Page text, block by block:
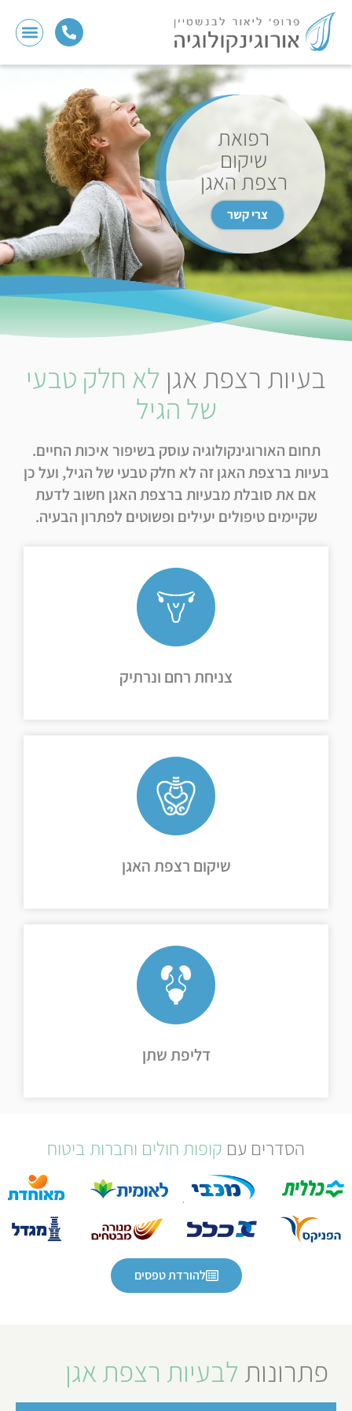
רפואת
שיקום
רצפת האגן
צרי קשר
בעיות רצפת אגן לא חלק טבעי
של הגיל
תחום האורוגינקולוגיה עוסק בשיפור איכות החיים.
בעיות ברצפת האגן זה לא חלק טבעי של הגיל, ועל כן
אם את סובלת מבעיות ברצפת האגן חשוב לדעת
שקיימים טיפולים יעילים ופשוטים לפתרון הבעיה.
צניחת רחם ונרתיק
צניחת רחם ונרתיק
צונחים ומגיעים למפתח הפות, כתוצאה מהיחלשות
הרקמות...
המשך קריאה ←
שיקום רצפת האגן
שיקום רצפת האגן
וצואה, צניחת רחם ונרתיק, כאבים כרוניים באגן, דלקות
חוזרות בשתן ...
המשך קריאה ←
דליפת שתן
דליפת שתן
נשים וגברים. אולם בהשוואה לגברים, שכיחות דליפת שתן
אצל...
המשך קריאה ←
הסדרים עם קופות חולים וחברות ביטוח
להורדת טפסים
פתרונות לבעיות רצפת אגן